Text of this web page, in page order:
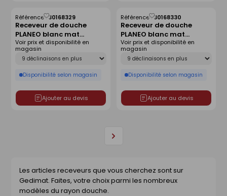
Receveur de douche
PLANEO blanc mat
antidérapant - 90 x 90
cm
Référence :30168329
Déclinaison
Disponibilité selon magasin
Voir prix et disponibilité en
magasin
Ajouter au devis
Enregistrer
comme
liste
Receveur de douche
PLANEO blanc mat
antidérapant - 120 x 80
cm
Référence :30168330
Déclinaison
Disponibilité selon magasin
Voir prix et disponibilité en
magasin
Ajouter au devis
Enregistrer
comme
liste
Page
Les articles receveurs que vous cherchez sont sur
Gedimat. Faites, votre choix parmi les nombreux
modèles du rayon douche.